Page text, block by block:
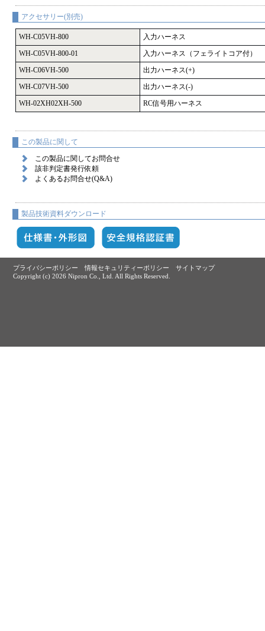
アクセサリー(別売)
WH-C05VH-800
入力ハーネス
WH-C05VH-800-01
入力ハーネス（フェライトコア付）
WH-C06VH-500
出力ハーネス(+)
WH-C07VH-500
出力ハーネス(-)
WH-02XH02XH-500
RC信号用ハーネス
この製品に関して
この製品に関してお問合せ
該非判定書発行依頼
よくあるお問合せ(Q&A)
製品技術資料ダウンロード
プライバシーポリシー 情報セキュリティーポリシー
サイトマップ
Copyright (c) 2026 Nipron Co., Ltd. All Rights Reserved.